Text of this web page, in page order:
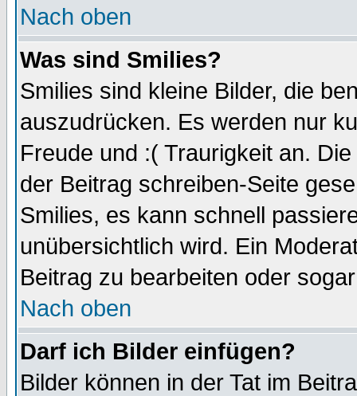
Nach oben
Was sind Smilies?
Smilies sind kleine Bilder, die
auszudrücken. Es werden nur
Freude und :( Traurigkeit an.
der Beitrag schreiben-Seite
Smilies, es kann schnell
unübersichtlich wird. Ein
Beitrag zu bearbeiten oder
Nach oben
Darf ich Bilder einfügen?
Bilder können in der Tat im